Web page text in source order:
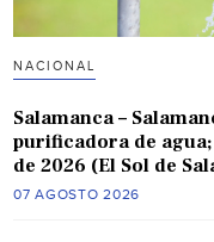
NACIONAL
Salamanca –
purificadora de
de 2026 (El Sol de
07 AGOSTO 2026